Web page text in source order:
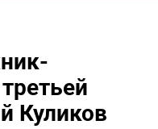
Куликов